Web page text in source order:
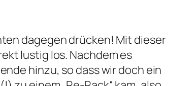
dagegen drücken! Mit dieser
lustig los. Nachdem es
hinzu, so dass wir doch ein